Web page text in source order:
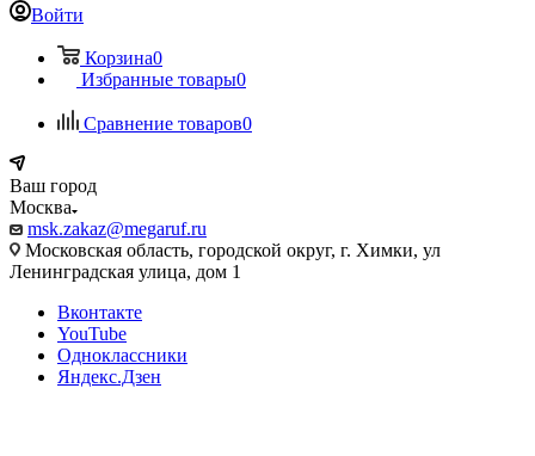
Войти
Корзина0
Избранные товары0
Сравнение товаров0
Ваш город
Москва
msk.zakaz@megaruf.ru
Московская область, городской округ, г. Химки, ул
Ленинградская улица, дом 1
Вконтакте
YouTube
Одноклассники
Яндекс.Дзен